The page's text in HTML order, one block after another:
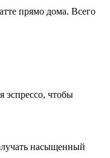
прямо дома. Всего
эспрессо, чтобы
насыщенный